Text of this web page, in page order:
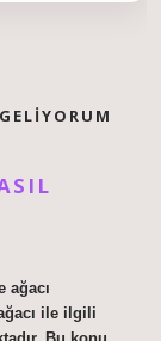
ağacı
ile ilgili